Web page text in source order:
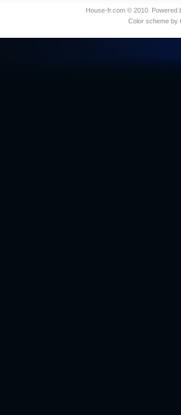
House-fr.com © 2010. Powered
Color scheme by